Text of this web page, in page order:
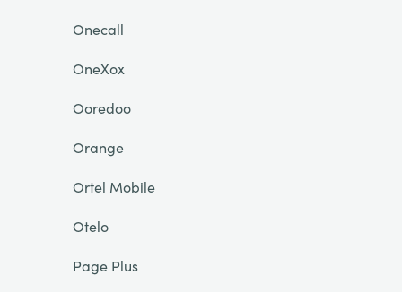
Onecall
OneXox
Ooredoo
Orange
Ortel Mobile
Otelo
Page Plus